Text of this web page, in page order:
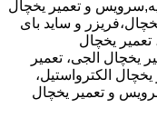
و تعمیر یخچال
و ساید بای
تعمیر یخچال
یخچال الجی، تعمیر
الکترواستیل،
و تعمیر یخچال